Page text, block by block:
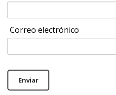
Correo electrónico
Enviar